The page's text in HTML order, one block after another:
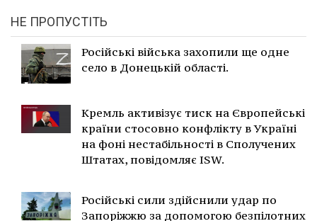
НЕ ПРОПУСТІТЬ
Російські війська захопили ще одне
село в Донецькій області.
Кремль активізує тиск на Європейські
країни стосовно конфлікту в Україні
на фоні нестабільності в Сполучених
Штатах, повідомляє ISW.
Російські сили здійснили удар по
Запоріжжю за допомогою безпілотних